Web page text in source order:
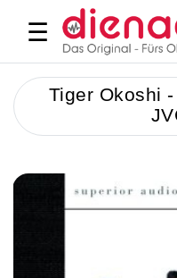
☰
Tiger Okoshi